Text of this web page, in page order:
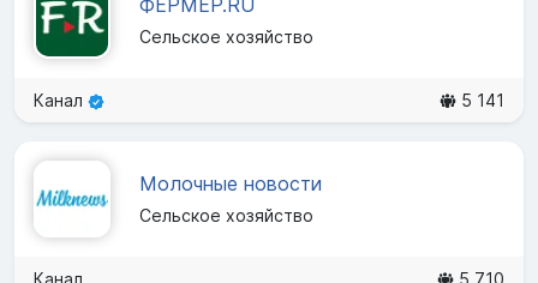
ФЕРМЕР.RU
Сельское хозяйство
Канал 5 141
Молочные новости
Сельское хозяйство
Канал 5 710